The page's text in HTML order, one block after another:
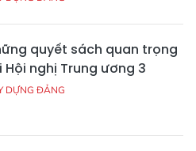
quyết sách quan trọng
Hội nghị Trung ương 3
DỰNG ĐẢNG